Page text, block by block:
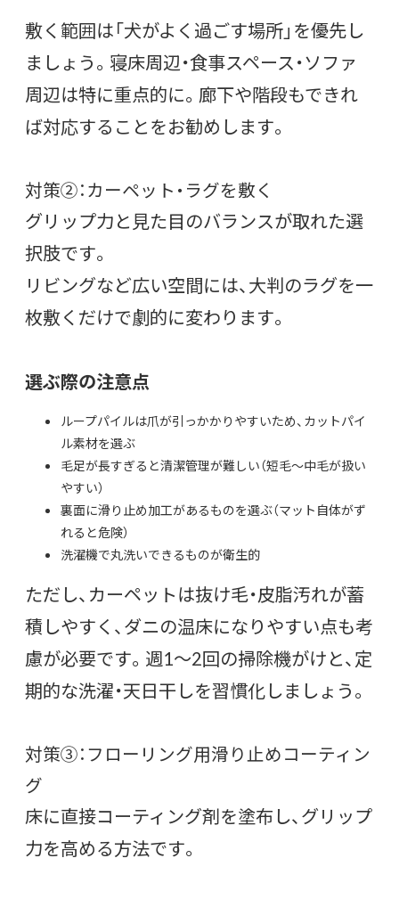
敷く範囲は「犬がよく過ごす場所」を優先し
ましょう。寝床周辺・食事スペース・ソファ
周辺は特に重点的に。廊下や階段もできれ
ば対応することをお勧めします。
対策②：カーペット・ラグを敷く
グリップ力と見た目のバランスが取れた選
択肢です。
リビングなど広い空間には、大判のラグを一
枚敷くだけで劇的に変わります。
選ぶ際の注意点
ループパイルは爪が引っかかりやすいため、カットパイ
ル素材を選ぶ
毛足が長すぎると清潔管理が難しい（短毛〜中毛が扱い
やすい）
裏面に滑り止め加工があるものを選ぶ（マット自体がず
れると危険）
洗濯機で丸洗いできるものが衛生的
ただし、カーペットは抜け毛・皮脂汚れが蓄
積しやすく、ダニの温床になりやすい点も考
慮が必要です。週1〜2回の掃除機がけと、定
期的な洗濯・天日干しを習慣化しましょう。
対策③：フローリング用滑り止めコーティン
グ
床に直接コーティング剤を塗布し、グリップ
力を高める方法です。